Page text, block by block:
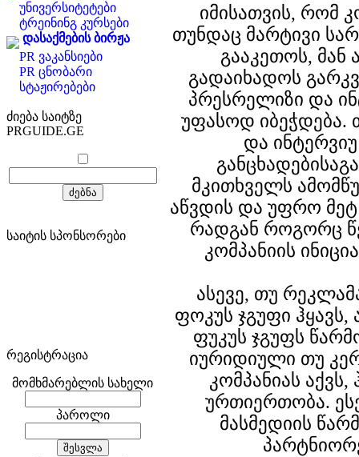
უნივერსიტეტები
ტრეინინგ კურსები
დასაქმების ბირჟა
PR ვაკანსიები
PR ცნობარი
სტაჟირებები
ძიება საიტზე
PRGUIDE.GE
საიტის სპონსორები
რეგისტრაცია
მომხმარებლის სახელი
პაროლი
იმისათვის, რომ
თუნდაც მარტივი
გააკეთოს, მან
გადაიხადოს
პრესრელიზი და
უფასოდ იბეჭდება.
და
მკითხველს
აწვდის და უფრო მეტ
რადგან როგორც
კომპანიის
ასევე, თუ
ფოკუს ჯგუფი ჰყავს,
ფუკუს ჯგუფს
იურიდიული თუ
კომპანიას აქვს,
ურთიერთობა.
მასმედიის